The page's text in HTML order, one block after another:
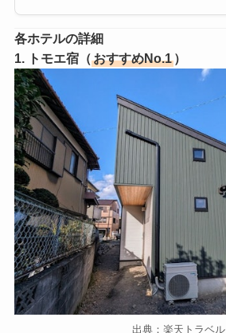
各ホテルの詳細
1. トモエ宿（おすすめNo.1）
出典：楽天トラベル